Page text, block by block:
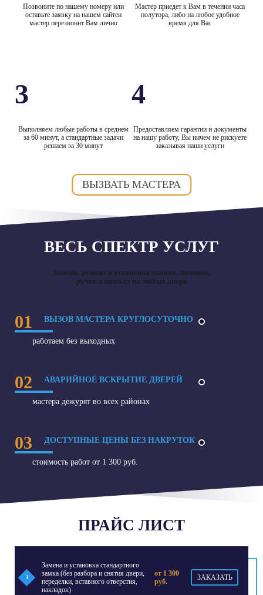
Позвоните по нашему номеру или
оставьте заявку на нашем сайтеи
мастер перезвонит Вам лично
Мастер приедет к Вам в течении часа
полутора, либо на любое удобное
время для Вас
3
Выполняем любые работы в среднем
за 60 минут, а стандартные задачи
решаем за 30 минут
4
Предоставляем гарантии и документы
на нашу работу, Вы ничем не рискуете
заказывая наши услуги
ВЫЗВАТЬ МАСТЕРА
ВЕСЬ СПЕКТР УСЛУГ
Замена, ремонт и установка замков, личинок,
ручек и щеколд на любые двери
01 ВЫЗОВ МАСТЕРА КРУГЛОСУТОЧНО
работаем без выходных
02 АВАРИЙНОЕ ВСКРЫТИЕ ДВЕРЕЙ
мастера дежурят во всех районах
03 ДОСТУПНЫЕ ЦЕНЫ БЕЗ НАКРУТОК
стоимость работ от 1 300 руб.
ПРАЙС ЛИСТ
1
Замена и установка стандартного
замка (без разбора и снятия двери,
переделки, вставного отверстия,
накладок)
от 1 300
руб.
ЗАКАЗАТЬ